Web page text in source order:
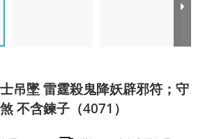
吊墜 雷霆殺鬼降妖辟邪符；守
不含鍊子（4071）